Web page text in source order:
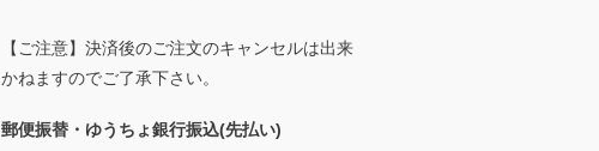
【ご注意】決済後のご注文のキャンセルは出来
かねますのでご了承下さい。
郵便振替・ゆうちょ銀行振込(先払い)